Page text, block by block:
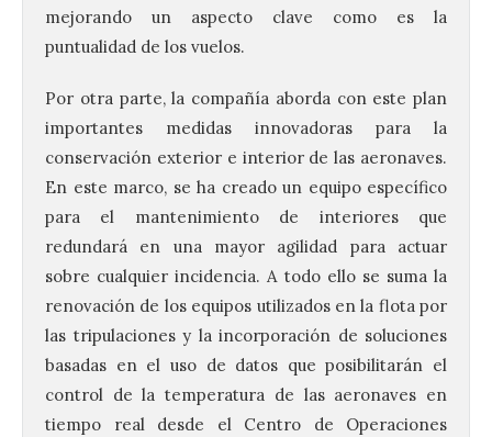
mejorando un aspecto clave como es la
puntualidad de los vuelos.
Por otra parte, la compañía aborda con este plan
importantes medidas innovadoras para la
conservación exterior e interior de las aeronaves.
En este marco, se ha creado un equipo específico
para el mantenimiento de interiores que
redundará en una mayor agilidad para actuar
sobre cualquier incidencia. A todo ello se suma la
renovación de los equipos utilizados en la flota por
las tripulaciones y la incorporación de soluciones
basadas en el uso de datos que posibilitarán el
control de la temperatura de las aeronaves en
tiempo real desde el Centro de Operaciones